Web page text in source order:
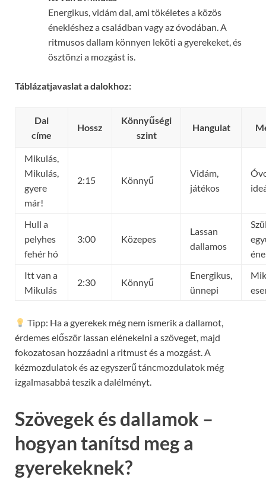
Energikus, vidám dal, ami tökéletes a közös
énekléshez a családban vagy az óvodában. A
ritmusos dallam könnyen leköti a gyerekeket, és
ösztönzi a mozgást is.
Táblázatjavaslat a dalokhoz:
Dal
címe
Hossz
Könnyűségi
szint
Hangulat
Mikulás,
Mikulás,
gyere
már!
2:15 Könnyű
Vidám,
játékos
Hull a
pelyhes
fehér hó
3:00 Közepes
Lassan
dallamos
Itt van a
Mikulás
2:30 Könnyű
Energikus,
ünnepi
Tipp: Ha a gyerekek még nem ismerik a dallamot,
érdemes először lassan elénekelni a szöveget, majd
fokozatosan hozzáadni a ritmust és a mozgást. A
kézmozdulatok és az egyszerű táncmozdulatok még
izgalmasabbá teszik a dalélményt.
Szövegek és dallamok –
hogyan tanítsd meg a
gyerekeknek?